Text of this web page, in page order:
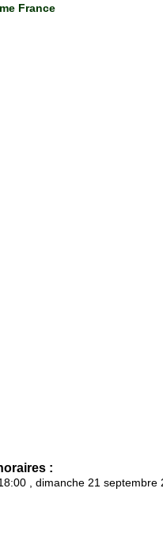
France
:
, dimanche 21 septembre